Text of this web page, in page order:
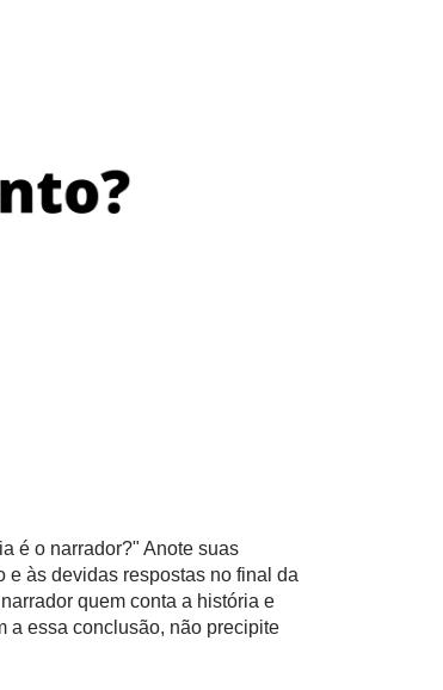
é o narrador?" Anote suas
e às devidas respostas no final da
quem conta a história e
a essa conclusão, não precipite